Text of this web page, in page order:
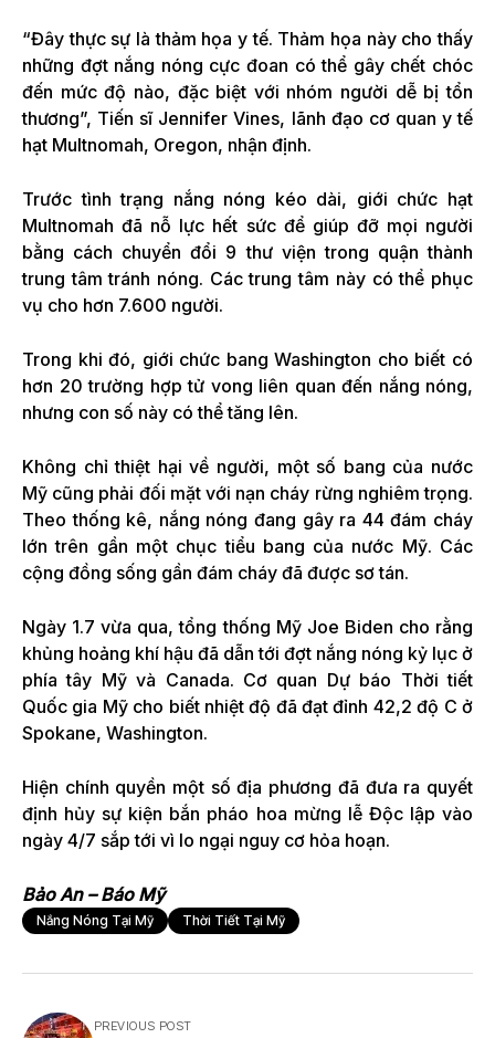
“Đây thực sự là thảm họa y tế. Thảm họa này cho thấy
những đợt nắng nóng cực đoan có thể gây chết chóc
đến mức độ nào, đặc biệt với nhóm người dễ bị tổn
thương”, Tiến sĩ Jennifer Vines, lãnh đạo cơ quan y tế
hạt Multnomah, Oregon, nhận định.
Trước tình trạng nắng nóng kéo dài, giới chức hạt
Multnomah đã nỗ lực hết sức để giúp đỡ mọi người
bằng cách chuyển đổi 9 thư viện trong quận thành
trung tâm tránh nóng. Các trung tâm này có thể phục
vụ cho hơn 7.600 người.
Trong khi đó, giới chức bang Washington cho biết có
hơn 20 trường hợp tử vong liên quan đến nắng nóng,
nhưng con số này có thể tăng lên.
Không chỉ thiệt hại về người, một số bang của nước
Mỹ cũng phải đối mặt với nạn cháy rừng nghiêm trọng.
Theo thống kê, nắng nóng đang gây ra 44 đám cháy
lớn trên gần một chục tiểu bang của nước Mỹ. Các
cộng đồng sống gần đám cháy đã được sơ tán.
Ngày 1.7 vừa qua, tổng thống Mỹ Joe Biden cho rằng
khủng hoảng khí hậu đã dẫn tới đợt nắng nóng kỷ lục ở
phía tây Mỹ và Canada. Cơ quan Dự báo Thời tiết
Quốc gia Mỹ cho biết nhiệt độ đã đạt đỉnh 42,2 độ C ở
Spokane, Washington.
Hiện chính quyền một số địa phương đã đưa ra quyết
định hủy sự kiện bắn pháo hoa mừng lễ Độc lập vào
ngày 4/7 sắp tới vì lo ngại nguy cơ hỏa hoạn.
Bảo An – Báo Mỹ
Nắng Nóng Tại Mỹ Thời Tiết Tại Mỹ
PREVIOUS POST